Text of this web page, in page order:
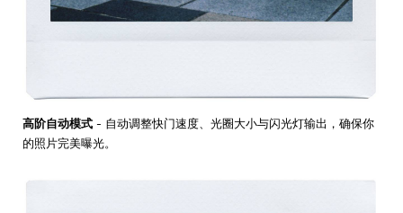
高阶自动模式 - 自动调整快门速度、光圈大小与闪光灯输出，确保你
的照片完美曝光。